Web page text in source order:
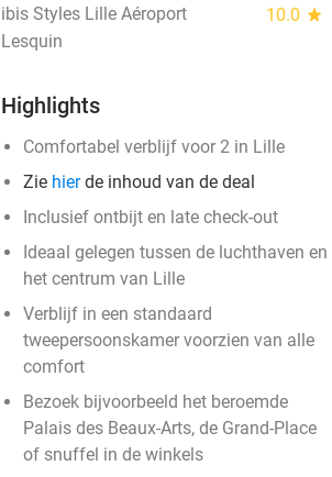
ibis Styles Lille Aéroport 10.0 star
Lesquin
Highlights
Comfortabel verblijf voor 2 in Lille
Zie hierde inhoud van de deal
Inclusief ontbijt en late check-out
Ideaal gelegen tussen de luchthaven en
het centrum van Lille
Verblijf in een standaard
tweepersoonskamer voorzien van alle
comfort
Bezoek bijvoorbeeld het beroemde
Palais des Beaux-Arts, de Grand-Place
of snuffel in de winkels